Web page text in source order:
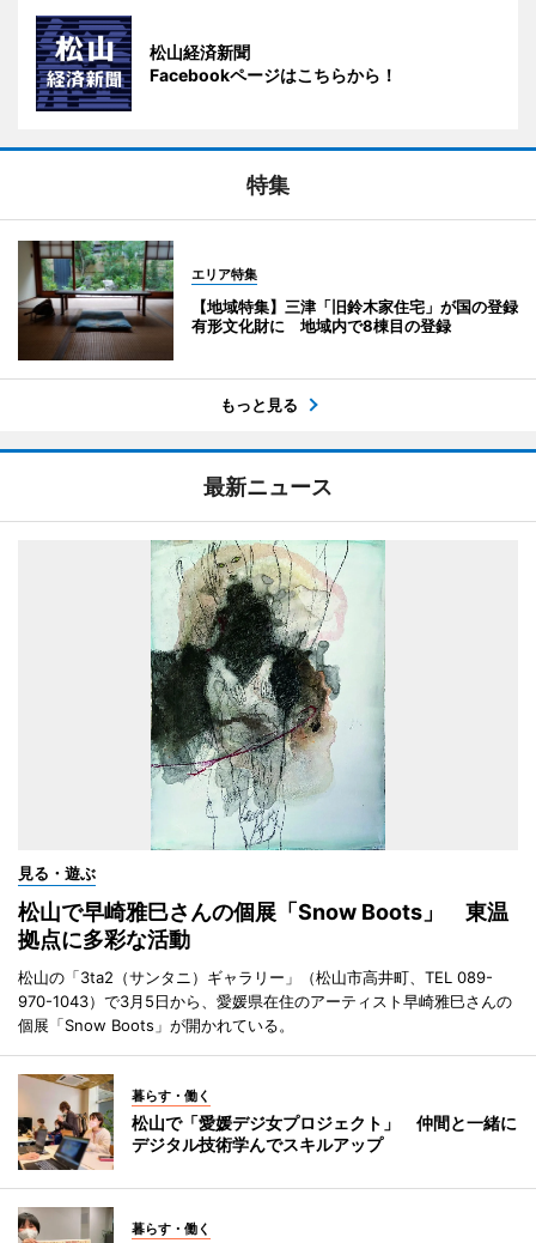
松山経済新聞
Facebookページはこちらから！
特集
エリア特集
【地域特集】三津「旧鈴木家住宅」が国の登録
有形文化財に 地域内で8棟目の登録
もっと見る
最新ニュース
見る・遊ぶ
松山で早崎雅巳さんの個展「Snow Boots」 東温
拠点に多彩な活動
松山の「3ta2（サンタニ）ギャラリー」（松山市高井町、TEL 089-
970-1043）で3月5日から、愛媛県在住のアーティスト早崎雅巳さんの
個展「Snow Boots」が開かれている。
暮らす・働く
松山で「愛媛デジ女プロジェクト」 仲間と一緒に
デジタル技術学んでスキルアップ
暮らす・働く